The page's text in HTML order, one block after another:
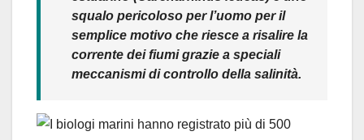
squalo pericoloso per l’uomo per il
semplice motivo che riesce a risalire la
corrente dei fiumi grazie a speciali
meccanismi di controllo della salinità.